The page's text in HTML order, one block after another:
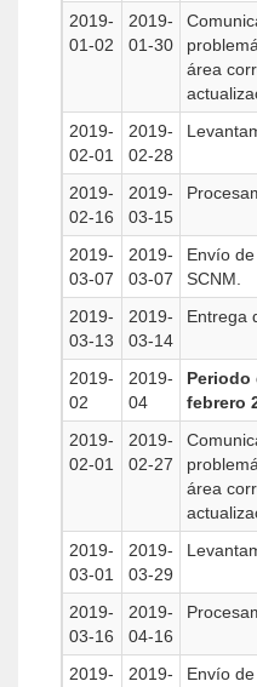
2019-
01-02
2019-
01-30
área
2019-
02-01
2019-
02-28
2019-
02-16
2019-
03-15
2019-
03-07
2019-
03-07
Envío
SCNM.
2019-
03-13
2019-
03-14
Entrega
2019-
02
2019-
04
Periodo
febrero
2019-
02-01
2019-
02-27
área
2019-
03-01
2019-
03-29
2019-
03-16
2019-
04-16
2019-
2019-
Envío